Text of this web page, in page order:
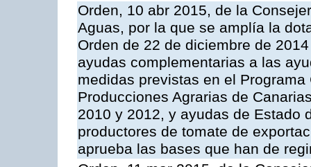
Orden, 10 abr 2015, de la
Aguas, por la que se amplía la
Orden de 22 de diciembre de
ayudas complementarias a las
medidas previstas en el
Producciones Agrarias de
2010 y 2012, y ayudas de Estado
productores de tomate de
aprueba las bases que han de